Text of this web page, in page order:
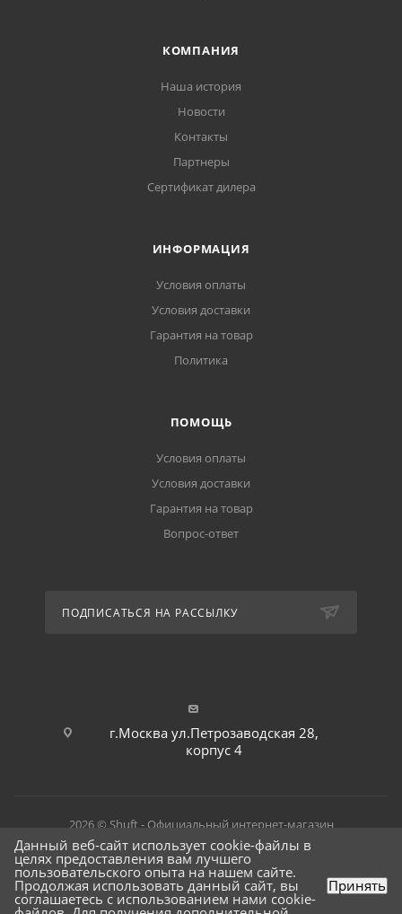
КОМПАНИЯ
Наша история
Новости
Контакты
Партнеры
Сертификат дилера
ИНФОРМАЦИЯ
Условия оплаты
Условия доставки
Гарантия на товар
Политика
ПОМОЩЬ
Условия оплаты
Условия доставки
Гарантия на товар
Вопрос-ответ
ПОДПИСАТЬСЯ НА РАССЫЛКУ
г.Москва ул.Петрозаводская 28,
корпус 4
2026 © Shuft - Официальный интернет-магазин
Данный веб-сайт использует cookie-файлы в
целях предоставления вам лучшего
пользовательского опыта на нашем сайте.
Продолжая использовать данный сайт, вы
соглашаетесь с использованием нами cookie-
Принять